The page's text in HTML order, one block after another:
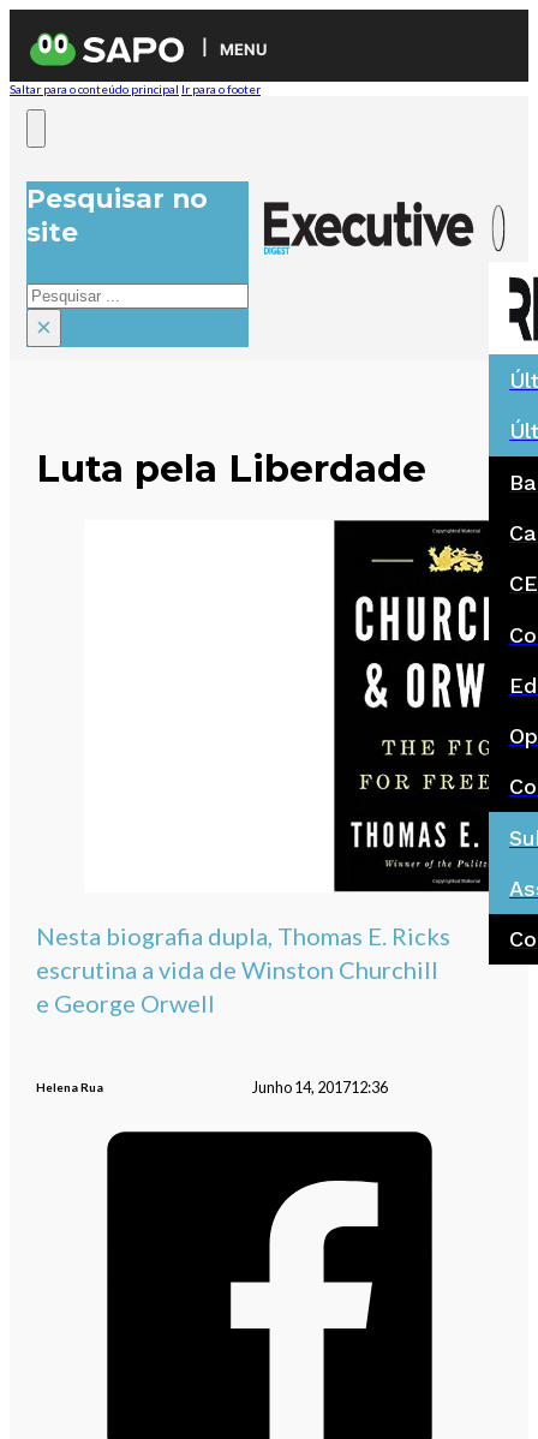
MENU
Saltar para o conteúdo principal Ir para o footer
Pesquisar no
site
Pesquisar
×
Luta pela Liberdade
Nesta biografia dupla, Thomas E. Ricks
escrutina a vida de Winston Churchill
e George Orwell
Helena Rua Junho 14, 201712:36